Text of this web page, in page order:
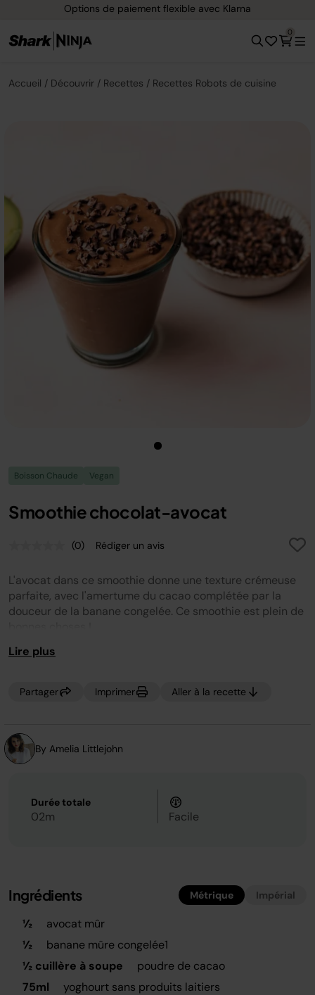
Options de paiement flexible avec Klarna
0
Accueil Découvrir Recettes Recettes Robots de cuisine
Boisson Chaude Vegan
Smoothie chocolat-avocat
Aucune
notation.
Lien
sur
la
(0) Rédiger un avis
L'avocat dans ce smoothie donne une texture crémeuse
parfaite, avec l'amertume du cacao complétée par la
douceur de la banane congelée. Ce smoothie est plein de
Lire plus
Partager Imprimer Aller à la recette
By Amelia Littlejohn
Durée totale
02m Facile
Ingrédients Métrique Impérial
½
avocat mûr
½
banane mûre congelée1
½ cuillère à soupe
poudre de cacao
75ml
yoghourt sans produits laitiers